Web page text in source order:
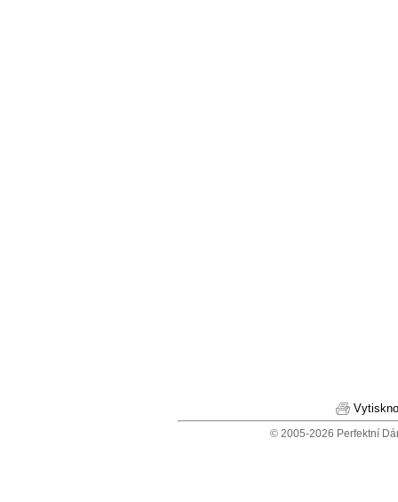
© 2005-2026 Perfektní